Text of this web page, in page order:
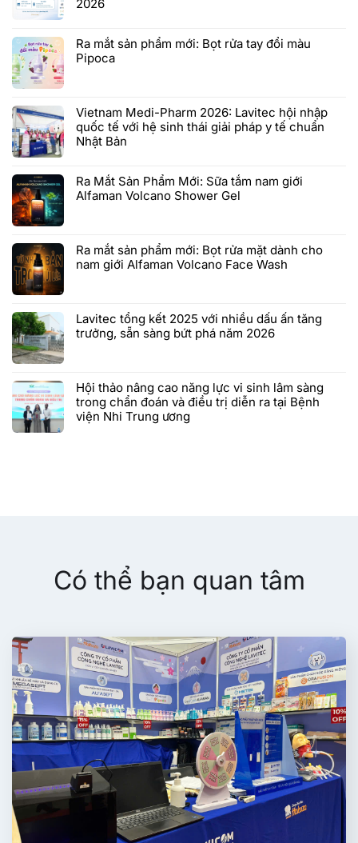
2026
Ra mắt sản phẩm mới: Bọt rửa tay đổi màu
Pipoca
Vietnam Medi-Pharm 2026: Lavitec hội nhập
quốc tế với hệ sinh thái giải pháp y tế chuẩn
Nhật Bản
Ra Mắt Sản Phẩm Mới: Sữa tắm nam giới
Alfaman Volcano Shower Gel
Ra mắt sản phẩm mới: Bọt rửa mặt dành cho
nam giới Alfaman Volcano Face Wash
Lavitec tổng kết 2025 với nhiều dấu ấn tăng
trưởng, sẵn sàng bứt phá năm 2026
Hội thảo nâng cao năng lực vi sinh lâm sàng
trong chẩn đoán và điều trị diễn ra tại Bệnh
viện Nhi Trung ương
Có thể bạn quan tâm